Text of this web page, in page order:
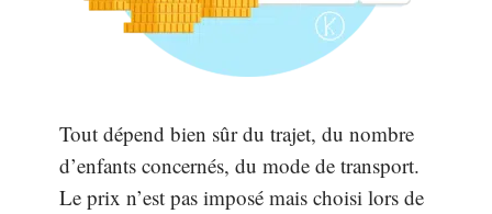
Tout dépend bien sûr du trajet, du nombre
d’enfants concernés, du mode de transport.
Le prix n’est pas imposé mais choisi lors de